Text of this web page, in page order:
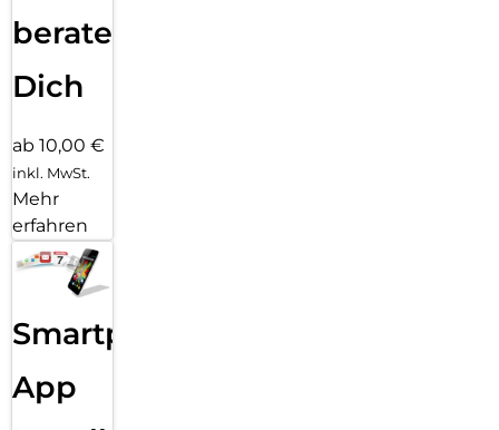
beraten
Dich
ab 10,00 €
inkl. MwSt.
Mehr
erfahren
Smartphone
App